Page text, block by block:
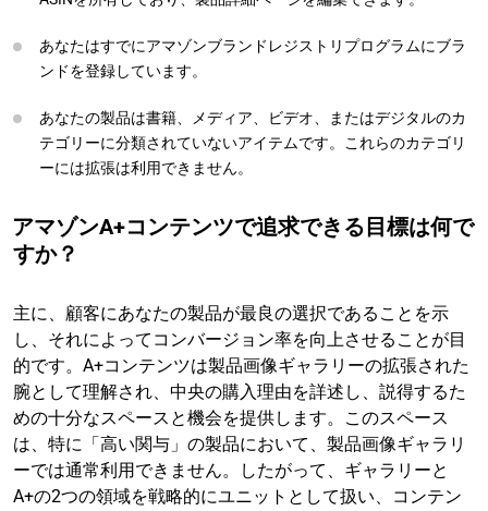
あなたはすでにアマゾンブランドレジストリプログラムにブラ
ンドを登録しています。
あなたの製品は書籍、メディア、ビデオ、またはデジタルのカ
テゴリーに分類されていないアイテムです。これらのカテゴリ
ーには拡張は利用できません。
アマゾンA+コンテンツで追求できる目標は何で
すか？
主に、顧客にあなたの製品が最良の選択であることを示
し、それによってコンバージョン率を向上させることが目
的です。A+コンテンツは製品画像ギャラリーの拡張された
腕として理解され、中央の購入理由を詳述し、説得するた
めの十分なスペースと機会を提供します。このスペース
は、特に「高い関与」の製品において、製品画像ギャラリ
ーでは通常利用できません。したがって、ギャラリーと
A+の2つの領域を戦略的にユニットとして扱い、コンテン